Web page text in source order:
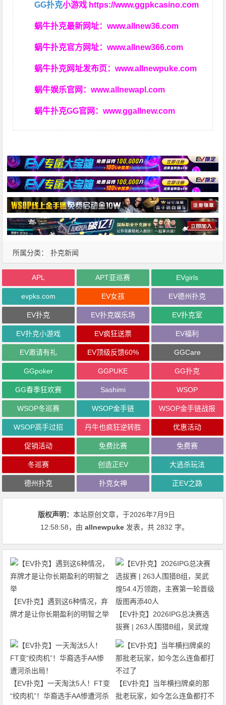
GG扑克小游戏 https://www.ggpkcasino.com
蜗牛扑克最新网址：www.allnew36.com
蜗牛扑克官方网址：www.allnew366.com
蜗牛扑克网址发布页：www.allnewpuke.com
蜗牛娱乐官网：www.allnewapl.com
蜗牛扑克GG官网：www.ggallnew.com
所属分类： 扑克新闻
APL APT亚巡赛 EVgirls
evpks.com EV女孩 EV德州扑克
EV扑克 EV扑克娱乐场 EV扑克室
EV扑克小游戏 EV疯狂送票 EV福利
EV邀请有礼 EV顶级反馈60% GGCare
GGpoker GGPUKE GG扑克
GG春季狂欢赛 Sashimi WSOP
WSOP冬巡赛 WSOP金手链 WSOP金手链战报
WSOP高手过招 丹牛也疯狂逆转胜 优惠活动
促销活动 免费比赛 免费赛
冬巡赛 创造正EV 大逃杀玩法
德州扑克 扑克女神 正EV之路
版权声明：本站原创文章，于2026年7月9日
12:58:58，由allnewpuke 发表，共 2832 字。
【EV扑克】遇到这6种情况，弃
牌才是让你长期盈利的明智之举
【EV扑克】2026IPG总决赛选
拔赛 | 263人围猎B组，吴武煌
54.4万领跑，主赛第一轮晋级版
图再添40人
【EV扑克】一天淘汰5人！FT变
“绞肉机”！华裔选手AA惨遭河杀
【EV扑克】当年横扫牌桌的那
批老玩家，如今怎么连鱼都打不